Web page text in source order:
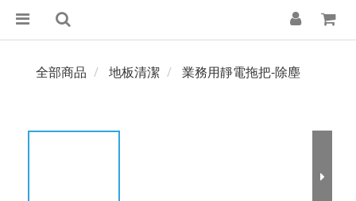
全部商品 地板清潔 業務用靜電拖把-除塵